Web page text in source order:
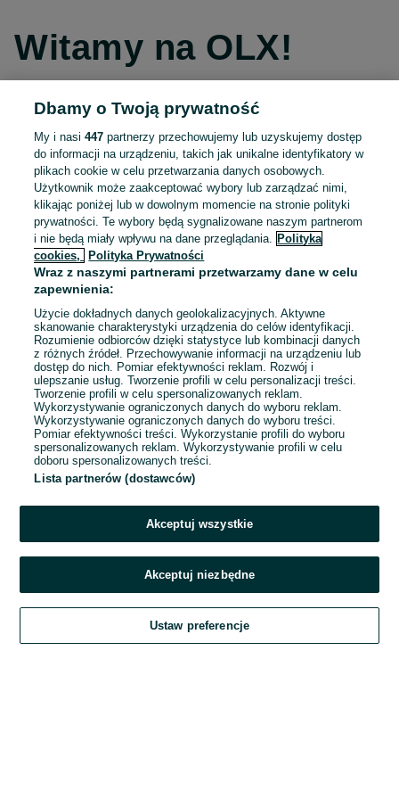
Witamy na OLX!
Kontynuuj przez Facebooka
Kontynuuj przez konto Apple
Kontynuuj przez konto Google
LUB
E-mail
Hasło
Zaloguj się
Kontynuując za pośrednictwem jednego z dostawców wskazanych powyżej,
OLX.pl w jego aktualnym brzmieniu.
Dbamy o Twoją prywatność
My i nasi447 partnerzy przechowujemy lub uzyskujemy dostęp
do informacji na urządzeniu, takich jak unikalne identyfikatory w
plikach cookie w celu przetwarzania danych osobowych.
Użytkownik może zaakceptować wybory lub zarządzać nimi,
klikając poniżej lub w dowolnym momencie na stronie polityki
prywatności. Te wybory będą sygnalizowane naszym partnerom
i nie będą miały wpływu na dane przeglądania.
Polityka
cookies,
Polityka Prywatności
Wraz z naszymi partnerami przetwarzamy dane w celu
zapewnienia:
Użycie dokładnych danych geolokalizacyjnych. Aktywne
skanowanie charakterystyki urządzenia do celów identyfikacji.
Rozumienie odbiorców dzięki statystyce lub kombinacji danych
z różnych źródeł. Przechowywanie informacji na urządzeniu lub
dostęp do nich. Pomiar efektywności reklam. Rozwój i
ulepszanie usług. Tworzenie profili w celu personalizacji treści.
Tworzenie profili w celu spersonalizowanych reklam.
Wykorzystywanie ograniczonych danych do wyboru reklam.
Wykorzystywanie ograniczonych danych do wyboru treści.
Pomiar efektywności treści. Wykorzystanie profili do wyboru
spersonalizowanych reklam. Wykorzystywanie profili w celu
doboru spersonalizowanych treści.
Lista partnerów (dostawców)
Akceptuj wszystkie
Akceptuj niezbędne
Ustaw preferencje